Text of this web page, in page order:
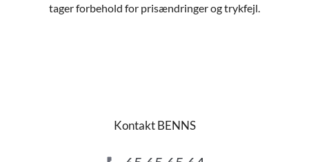
tager forbehold for prisændringer og trykfejl.
Kontakt BENNS